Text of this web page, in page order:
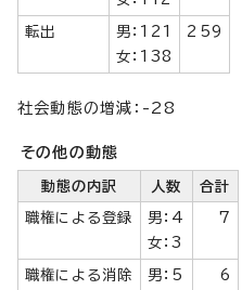
転出
男：121
女：138
259
社会動態の増減：-28
その他の動態
動態の内訳 人数 合計
職権による登録
男：4
女：3
7
職権による消除
男：5
6